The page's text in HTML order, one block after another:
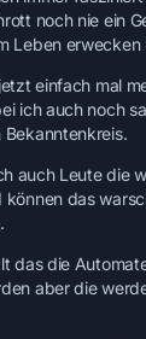
noch nie ein
Leben erwecken
einfach mal
ich auch noch
auch Leute die
das
das die
aber die